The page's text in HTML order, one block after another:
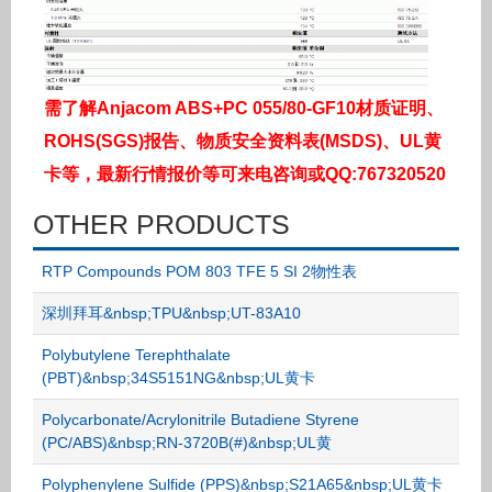
需了解Anjacom ABS+PC 055/80-GF10材质证明、
ROHS(SGS)报告、物质安全资料表(MSDS)、UL黄
卡等，最新行情报价等可来电咨询或QQ:767320520
OTHER PRODUCTS
RTP Compounds POM 803 TFE 5 SI 2物性表
深圳拜耳&nbsp;TPU&nbsp;UT-83A10
Polybutylene Terephthalate
(PBT)&nbsp;34S5151NG&nbsp;UL黄卡
Polycarbonate/Acrylonitrile Butadiene Styrene
(PC/ABS)&nbsp;RN-3720B(#)&nbsp;UL黄
Polyphenylene Sulfide (PPS)&nbsp;S21A65&nbsp;UL黄卡